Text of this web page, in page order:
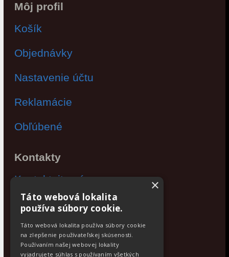
Môj profil
Košík
Objednávky
Nastavenie účtu
Reklamácie
Obľúbené
Kontakty
Kontaktujte nás
Po - Pia: 9:00 - 17:00
Newsletter
×
Táto webová lokalita
používa súbory cookie.
Táto webová lokalita používa súbory cookie
na zlepšenie používateľskej skúsenosti.
Používaním našej webovej lokality
vyjadrujete súhlas s používaním všetkých